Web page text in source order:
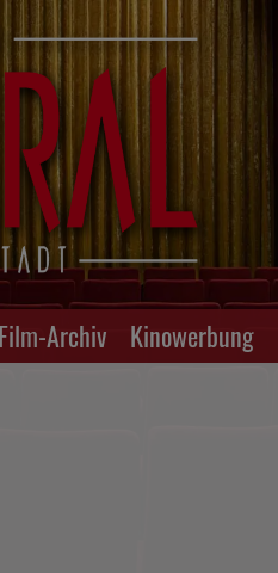
Film-Archiv Kinowerbung